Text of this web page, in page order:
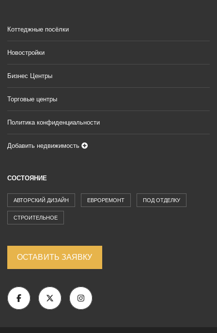
Коттеджные посёлки
Новостройки
Бизнес Центры
Торговые центры
Политика конфиденциальности
Добавить недвижимость
СОСТОЯНИЕ
АВТОРСКИЙ ДИЗАЙН ЕВРОРЕМОНТ ПОД ОТДЕЛКУ
СТРОИТЕЛЬНОЕ
ОСТАВИТЬ ЗАЯВКУ